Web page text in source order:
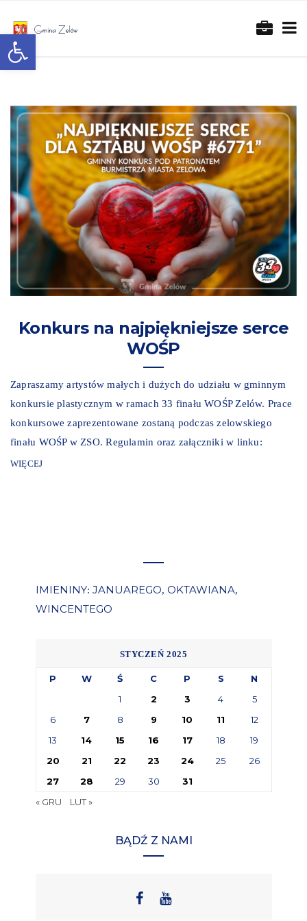
Otwórz pasek narzędzi
Konkurs na najpiękniejsze serce
WOŚP
Zapraszamy artystów małych i dużych do udziału w gminnym
konkursie plastycznym w ramach 33 finału WOŚP Zelów. Prace
konkursowe zaprezentowane zostaną podczas zelowskiego
finału WOŚP w ZSO. Regulamin oraz załączniki w linku:
WIĘCEJ
IMIENINY: JANUAREGO, OKTAWIANA,
WINCENTEGO
STYCZEŃ 2025
P W Ś C P S
N
1
2 3 4
5
6
7 8 9 10 11
12
13
14 15 16 17 18
19
20
21 22 23 24 25
26
27
28 29 30
31
« GRU
LUT »
BĄDŹ Z NAMI